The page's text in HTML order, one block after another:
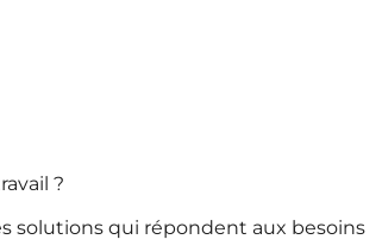
?
solutions qui répondent aux besoins